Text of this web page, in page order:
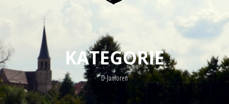
KATEGORIE
D-Junioren